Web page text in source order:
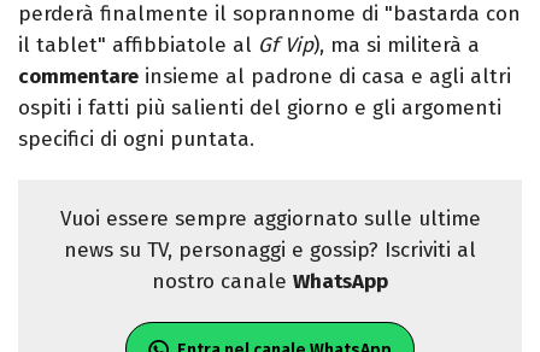
perderà finalmente il soprannome di "bastarda con
il tablet" affibbiatole al Gf Vip), ma si militerà a
commentare insieme al padrone di casa e agli altri
ospiti i fatti più salienti del giorno e gli argomenti
specifici di ogni puntata.
Vuoi essere sempre aggiornato sulle ultime
news su TV, personaggi e gossip? Iscriviti al
nostro canale WhatsApp